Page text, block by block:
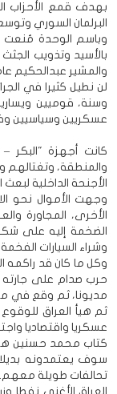
بهدف قمع الأحزاب
البرلمان السوري
وباسم الوحدة مُنعت
بالأسيد وتذويب
والمشير عبدالحكيم
لن نطيل كثيرا في
وسنة، قوميين
عسكريين وسياسيين
كانت أجهزة "البكر
والمنطقة، وتغتالهم
الأجنحة الداخلية
وجهت الأموال نحو
الأخرى، المجاورة
الضخمة إليه على شكل
وشراء السيارات
وكل ما كان قد راكمه
مديونا، ثم وقع في
ثم هيأ العراق للوقوع
عسكريا واقتصاديا
كتاب محمد حسنين
سوف يعتمدونه
تحالفات طويلة معهم.
العراق الأغنى نفطا